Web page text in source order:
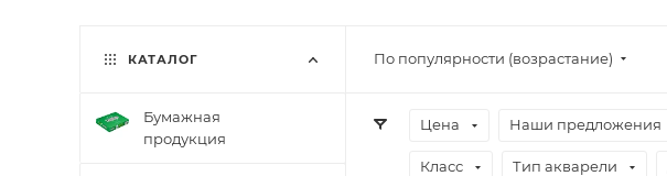
По популярности (возрастание)
Цена Наши предложения
Класс Тип акварели
КАТАЛОГ
Бумажная
продукция